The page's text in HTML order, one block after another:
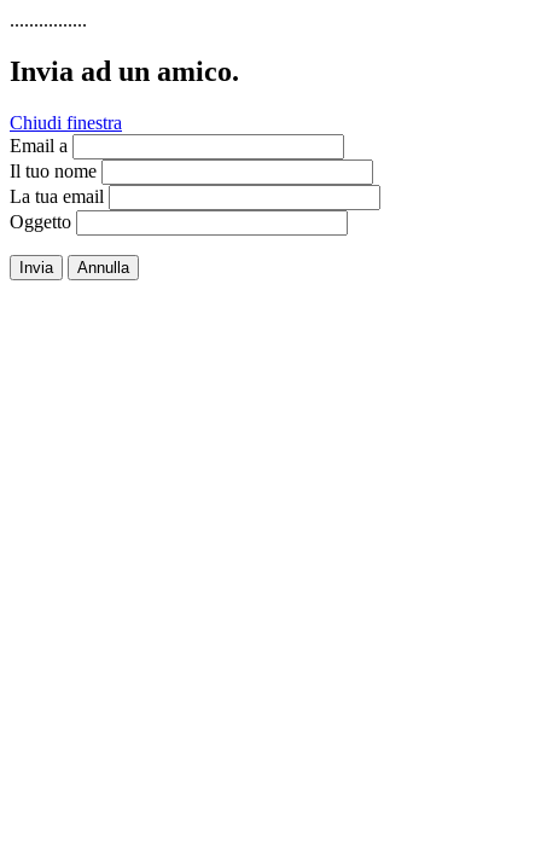
................
Invia ad un amico.
Chiudi finestra
Email a
Il tuo nome
La tua email
Oggetto
Invia Annulla